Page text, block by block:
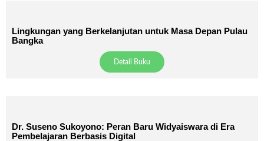
Lingkungan yang Berkelanjutan untuk Masa Depan Pulau
Bangka
Detail Buku
Dr. Suseno Sukoyono: Peran Baru Widyaiswara di Era
Pembelajaran Berbasis Digital